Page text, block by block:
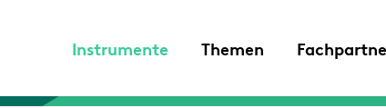
Instrumente Themen